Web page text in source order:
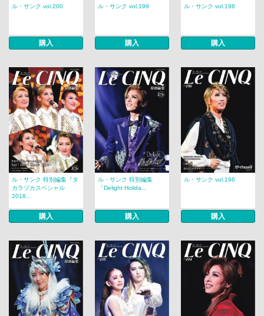
ル・サンク vol.200
購入
ル・サンク vol.199
購入
ル・サンク vol.198
購入
ル・サンク 特別編集『タ
カラヅカスペシャル
2018...
購入
ル・サンク 特別編集
「Delight Holida...
購入
ル・サンク vol.196
購入